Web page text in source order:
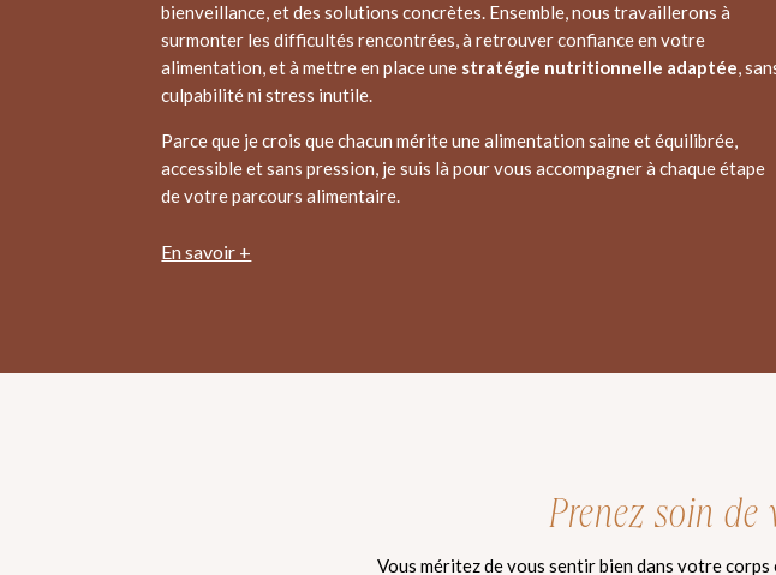
bienveillance, et des solutions concrètes. Ensemble, nous travaillerons à
surmonter les difficultés rencontrées, à retrouver confiance en votre
alimentation, et à mettre en place une stratégie nutritionnelle adaptée,
culpabilité ni stress inutile.
Parce que je crois que chacun mérite une alimentation saine et équilibrée,
accessible et sans pression, je suis là pour vous accompagner à chaque étape
de votre parcours alimentaire.
En savoir +
Prenez soin de
Vous méritez de vous sentir bien dans votre